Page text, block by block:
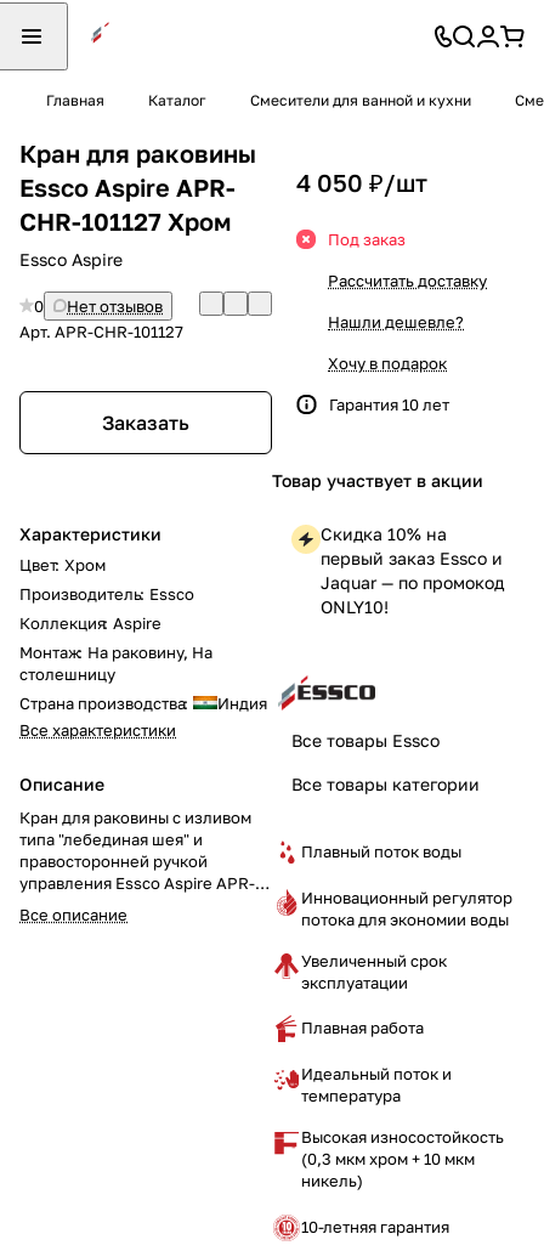
Главная Каталог Смесители для ванной и кухни
Кран для раковины
Essco Aspire APR-
CHR-101127 Хром
Essco Aspire
0
Нет отзывов
Арт. APR-CHR-101127
Заказать
Характеристики
Цвет: Хром
Производитель: Essco
Коллекция: Aspire
Монтаж: На раковину, На
столешницу
Страна производства:
Индия
Все характеристики
Описание
Кран для раковины с изливом
типа "лебединая шея" и
правосторонней ручкой
управления Essco Aspire APR-
CHR-101127 в хромированном
исполнении — это элегантное и
Все описание
4 050 ₽/шт
Под заказ
Рассчитать доставку
Нашли дешевле?
Хочу в подарок
Гарантия 10 лет
Товар участвует в акции
Скидка 10% на
первый заказ Essco и
Jaquar — по промокод
ONLY10!
Все товары Essco
Все товары категории
Плавный поток воды
Инновационный регулятор
потока для экономии воды
Увеличенный срок
эксплуатации
Плавная работа
Идеальный поток и
температура
Высокая износостойкость
(0,3 мкм хром + 10 мкм
никель)
10-летняя гарантия